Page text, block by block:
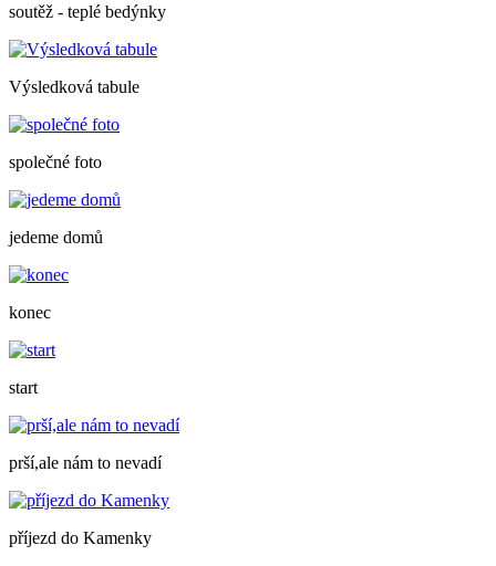
soutěž - teplé bedýnky
Výsledková tabule
společné foto
jedeme domů
konec
start
prší,ale nám to nevadí
příjezd do Kamenky